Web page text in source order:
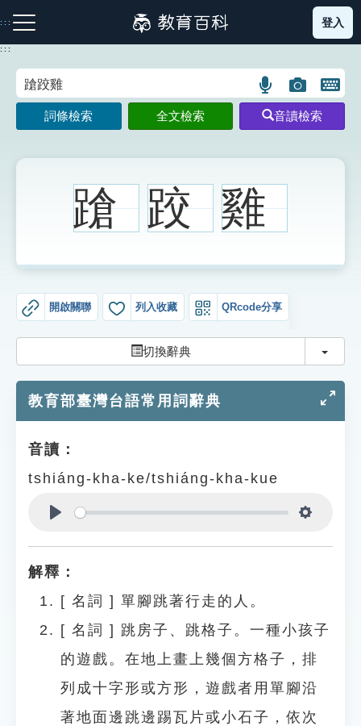
到
主
:::
注音索引圖示 筆畫索引圖示 部首索引表圖示
生字詞彙表
知識索引
遊戲專區
貓頭鷹博士
登入
:::
語
言
搜
示
圖
片
搜
開
鍵
圖
詞條檢索 全文檢索 音讀檢索
蹌 跤 雞
開啟關聯 列入收藏 QRcode分享
切換辭典 切換
教育部臺灣台語常用詞辭典
音讀：
tshiáng-kha-ke/tshiáng-kha-kue
解釋：
[ 名詞 ] 單腳跳著行走的人。
[ 名詞 ] 跳房子、跳格子。一種小孩子
的遊戲。在地上畫上幾個方格子，排
列成十字形或方形，遊戲者用單腳沿
著地面邊跳邊踢瓦片或小石子，依次